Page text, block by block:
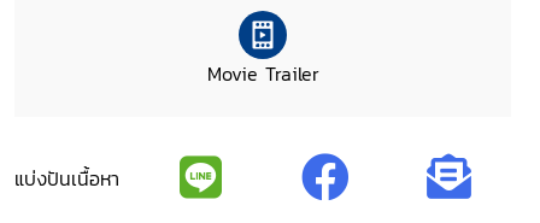
Movie Trailer
แบ่งปันเนื้อหา